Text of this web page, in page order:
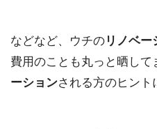
などなど、ウチの リノベー
費用のことも丸っと晒して
ーションされる方のヒント